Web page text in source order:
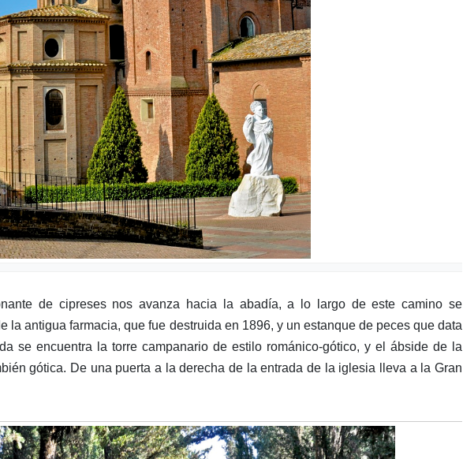
de cipreses nos avanza hacia la abadía, a lo largo de este camino se
la antigua farmacia, que fue destruida en 1896, y un estanque de peces que data
se encuentra la torre campanario de estilo románico-gótico, y el ábside de la
gótica. De una puerta a la derecha de la entrada de la iglesia lleva a la Gran